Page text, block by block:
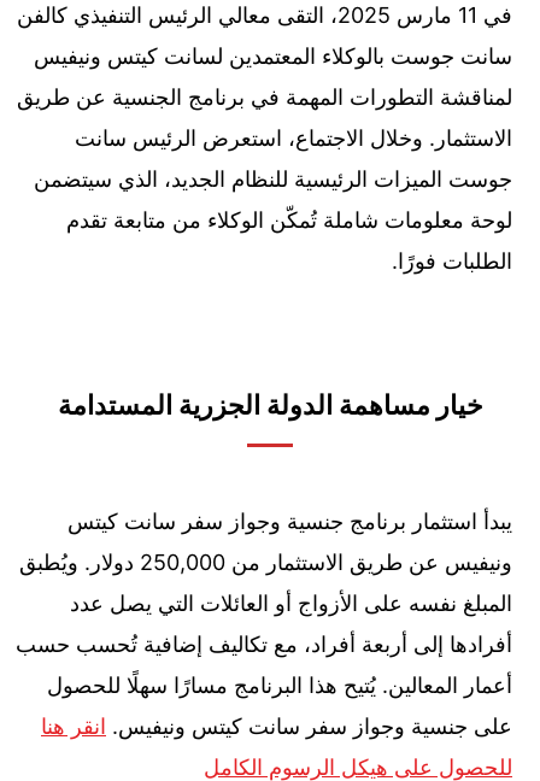
في 11 مارس 2025، التقى معالي الرئيس التنفيذي كالفن
سانت جوست بالوكلاء المعتمدين لسانت كيتس ونيفيس
لمناقشة التطورات المهمة في برنامج الجنسية عن طريق
الاستثمار. وخلال الاجتماع، استعرض الرئيس سانت
جوست الميزات الرئيسية للنظام الجديد، الذي سيتضمن
لوحة معلومات شاملة تُمكّن الوكلاء من متابعة تقدم
الطلبات فورًا.
خيار مساهمة الدولة الجزرية المستدامة
يبدأ استثمار برنامج جنسية وجواز سفر سانت كيتس
ونيفيس عن طريق الاستثمار من 250,000 دولار. ويُطبق
المبلغ نفسه على الأزواج أو العائلات التي يصل عدد
أفرادها إلى أربعة أفراد، مع تكاليف إضافية تُحسب حسب
أعمار المعالين. يُتيح هذا البرنامج مسارًا سهلًا للحصول
على جنسية وجواز سفر سانت كيتس ونيفيس. انقر هنا
للحصول على هيكل الرسوم الكامل